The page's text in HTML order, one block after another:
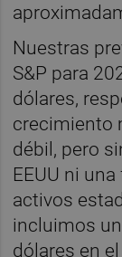
Nuestras
S&P para
dólares,
crecimiento
débil, pero
EEUU ni
activos
incluimos
dólares en